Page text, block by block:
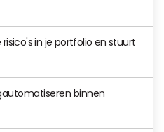
in je portfolio en stuurt
binnen